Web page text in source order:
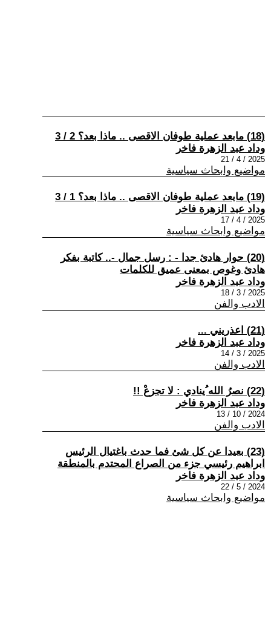
(18) مابعد عملية طوفان الاقصى .. ماذا بعد؟ 2 / 3
وداد عبد الزهرة فاخر
2025 / 4 / 21
مواضيع وابحاث سياسية
(19) مابعد عملية طوفان الاقصى .. ماذا بعد؟ 1 / 3
وداد عبد الزهرة فاخر
2025 / 4 / 17
مواضيع وابحاث سياسية
(20) حوار هادئ جدا - : رسل جمال -.. كاتبة بفكر
هادئ وغوص بمعنى عميق للكلمات
وداد عبد الزهرة فاخر
2025 / 3 / 18
الادب والفن
(21) اعذريني ...
وداد عبد الزهرة فاخر
2025 / 3 / 14
الادب والفن
(22) نصرُ الله ُينادي : لا تجزعْ !!
وداد عبد الزهرة فاخر
2024 / 10 / 13
الادب والفن
(23) بعيدا عن كل شئ فما حدث باغتيال الرئيس
ابراهيم رئيسي جزء من الصراع المحتدم بالمنطقة
وداد عبد الزهرة فاخر
2024 / 5 / 22
مواضيع وابحاث سياسية